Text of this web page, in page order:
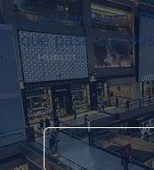
¿Jockey Plaza,
qué pasa con